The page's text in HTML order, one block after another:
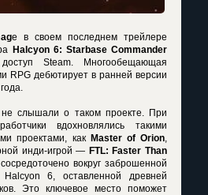
e в своем последнем трейлере
Halcyon 6: Starbase Commander
Steam. Многообещающая
RPG дебютирует в ранней версии
не слышали о таком проекте. При
вдохновлялись такими
проектами, как Master of Orion,
инди-игрой — FTL: Faster Than
вокруг заброшенной
Halcyon 6, оставленной древней
Это ключевое место поможет